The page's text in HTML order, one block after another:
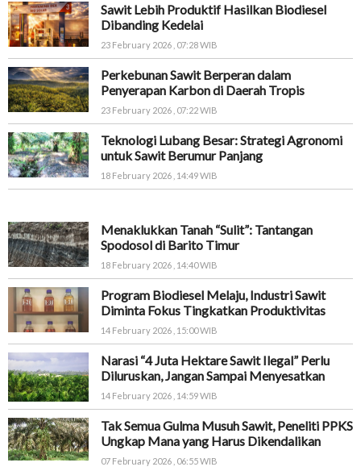
Sawit Lebih Produktif Hasilkan Biodiesel
Dibanding Kedelai
23 February 2026 , 07:28 WIB
Perkebunan Sawit Berperan dalam
Penyerapan Karbon di Daerah Tropis
23 February 2026 , 07:22 WIB
Teknologi Lubang Besar: Strategi Agronomi
untuk Sawit Berumur Panjang
18 February 2026 , 14:49 WIB
Menaklukkan Tanah “Sulit”: Tantangan
Spodosol di Barito Timur
18 February 2026 , 14:40 WIB
Program Biodiesel Melaju, Industri Sawit
Diminta Fokus Tingkatkan Produktivitas
14 February 2026 , 15:00 WIB
Narasi “4 Juta Hektare Sawit Ilegal” Perlu
Diluruskan, Jangan Sampai Menyesatkan
14 February 2026 , 14:59 WIB
Tak Semua Gulma Musuh Sawit, Peneliti PPKS
Ungkap Mana yang Harus Dikendalikan
07 February 2026 , 06:55 WIB